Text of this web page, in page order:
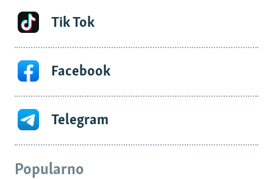
Tik Tok
Facebook
Telegram
Popularno